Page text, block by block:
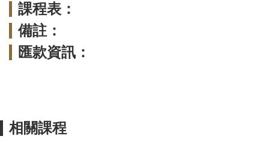
課程表：
備註：
匯款資訊：
相關課程